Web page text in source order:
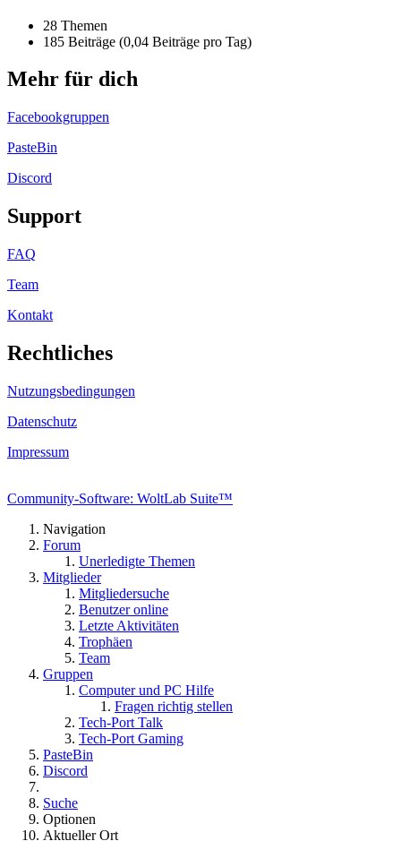
28 Themen
185 Beiträge (0,04 Beiträge pro Tag)
Mehr für dich
Facebookgruppen
PasteBin
Discord
Support
FAQ
Team
Kontakt
Rechtliches
Nutzungsbedingungen
Datenschutz
Impressum
Community-Software: WoltLab Suite™
Navigation
Forum
Unerledigte Themen
Mitglieder
Mitgliedersuche
Benutzer online
Letzte Aktivitäten
Trophäen
Team
Gruppen
Computer und PC Hilfe
Fragen richtig stellen
Tech-Port Talk
Tech-Port Gaming
PasteBin
Discord
Suche
Optionen
Aktueller Ort